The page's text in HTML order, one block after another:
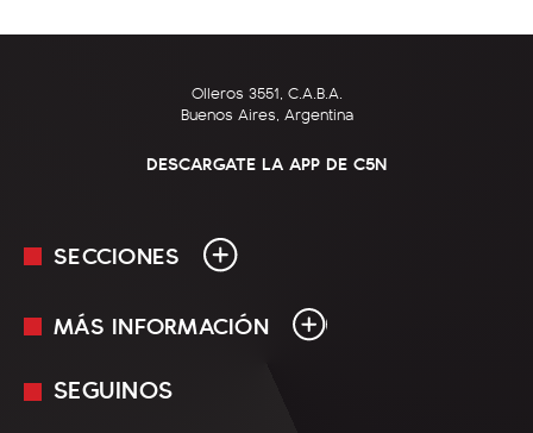
Olleros 3551, C.A.B.A.
Buenos Aires, Argentina
DESCARGATE LA APP DE C5N
SECCIONES
En Vivo
MÁS INFORMACIÓN
Mediakit
SEGUINOS